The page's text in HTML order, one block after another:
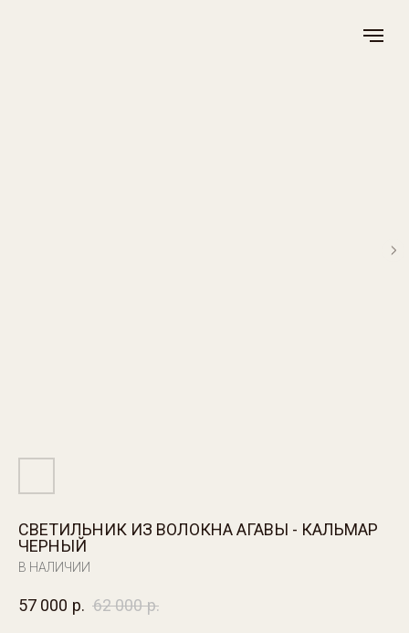
СВЕТИЛЬНИК ИЗ ВОЛОКНА АГАВЫ - КАЛЬМАР
ЧЕРНЫЙ
В НАЛИЧИИ
57 000 р. 62 000 р.